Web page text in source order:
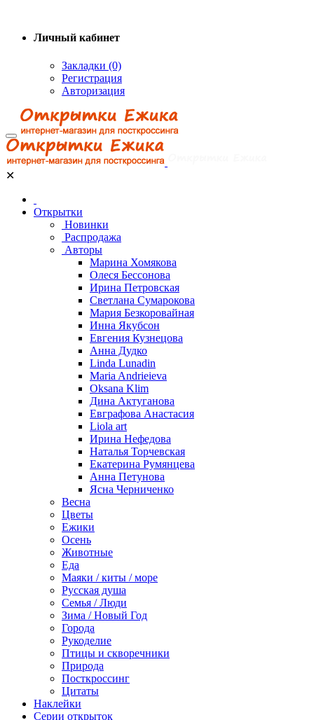
Личный кабинет
Закладки (0)
Регистрация
Авторизация
✕
Открытки
Новинки
Распродажа
Авторы
Марина Хомякова
Олеся Бессонова
Ирина Петровская
Светлана Сумарокова
Мария Безкоровайная
Инна Якубсон
Евгения Кузнецова
Анна Дудко
Linda Lunadin
Maria Andrieieva
Oksana Klim
Дина Актуганова
Евграфова Анастасия
Liola art
Ирина Нефедова
Наталья Торчевская
Екатерина Румянцева
Анна Петунова
Ясна Черниченко
Весна
Цветы
Ежики
Осень
Животные
Еда
Маяки / киты / море
Русская душа
Семья / Люди
Зима / Новый Год
Города
Рукоделие
Птицы и скворечники
Природа
Посткроссинг
Цитаты
Наклейки
Серии открыток